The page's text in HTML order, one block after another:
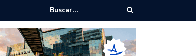
de visto de embaixadora nos EUA